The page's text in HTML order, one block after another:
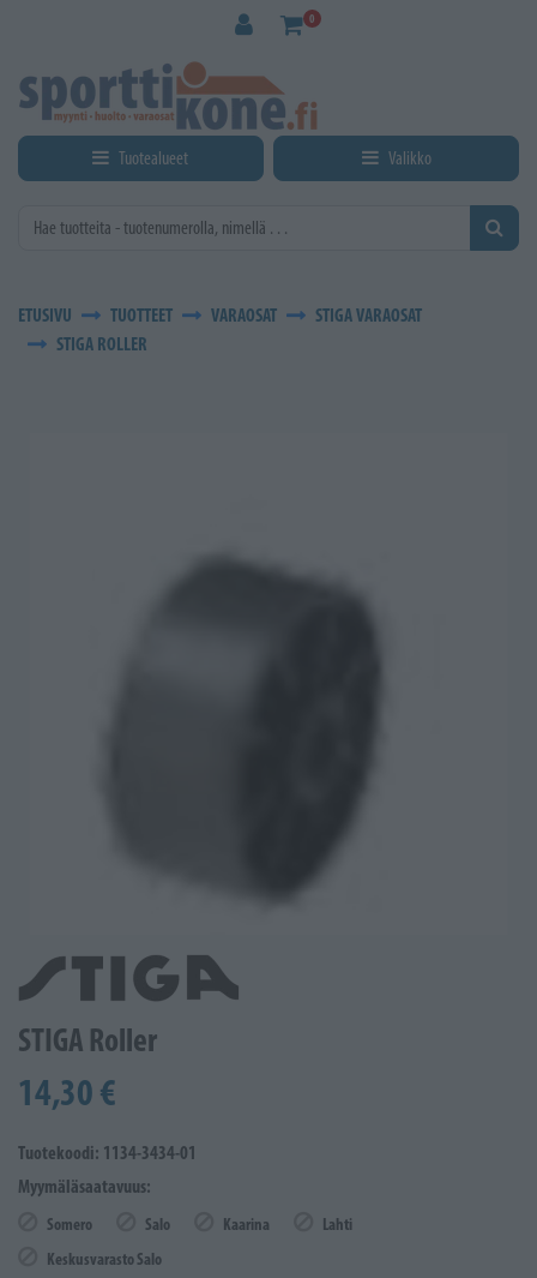
0
Tuotealueet Valikko
ETUSIVU TUOTTEET VARAOSAT
STIGA VARAOSAT
STIGA ROLLER
STIGA Roller
14,30 €
Tuotekoodi: 1134-3434-01
Myymäläsaatavuus:
Somero Salo Kaarina
Lahti
Keskusvarasto Salo